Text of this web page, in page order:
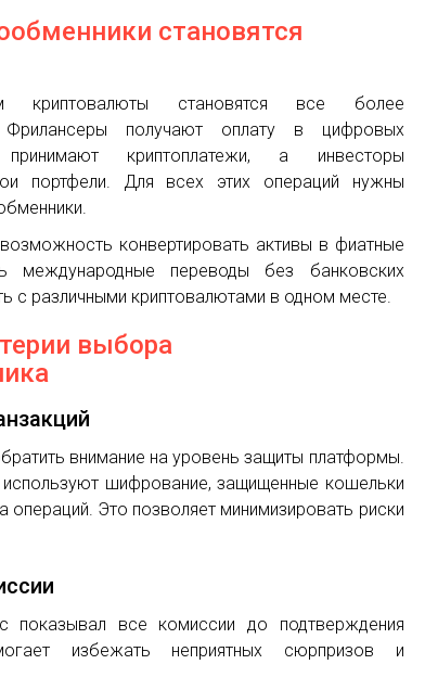
становятся
становятся все более
Фрилансеры получают оплату в цифровых
криптоплатежи, а инвесторы
портфели. Для всех этих операций нужны
конвертировать активы в фиатные
международные переводы без банковских
с различными криптовалютами в одном месте.
выбора
внимание на уровень защиты платформы.
шифрование, защищенные кошельки
операций. Это позволяет минимизировать риски
показывал все комиссии до подтверждения
избежать неприятных сюрпризов и